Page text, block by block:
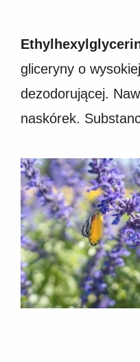
gliceryny o
dezodorującej.
naskórek.